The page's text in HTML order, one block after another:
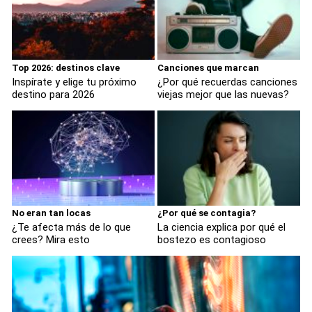
Top 2026: destinos clave
Inspírate y elige tu próximo
destino para 2026
Canciones que marcan
¿Por qué recuerdas canciones
viejas mejor que las nuevas?
No eran tan locas
¿Te afecta más de lo que
crees? Mira esto
¿Por qué se contagia?
La ciencia explica por qué el
bostezo es contagioso